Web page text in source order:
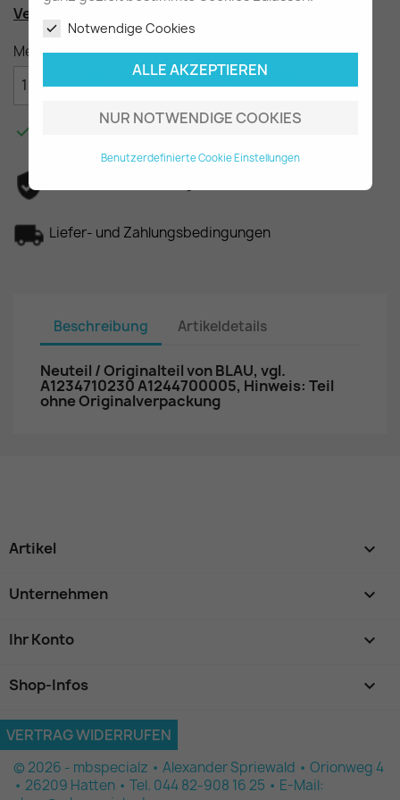
Notwendige Cookies
ALLE AKZEPTIEREN
NUR NOTWENDIGE COOKIES
Benutzerdefinierte Cookie Einstellungen
Vergleichsnummern
Menge
 IN DEN WARENKORB

Liefer- und Zahlungsbedingungen
Beschreibung Artikeldetails
Neuteil / Originalteil von BLAU, vgl.
A1234710230 A1244700005, Hinweis: Teil
ohne Originalverpackung
Artikel 
Unternehmen 
Ihr Konto 
Shop-Infos keyboard_arrow_down
VERTRAG WIDERRUFEN
© 2026 - mbspecialz • Alexander Spriewald • Orionweg 4
• 26209 Hatten • Tel. 044 82-908 16 25 • E-Mail: